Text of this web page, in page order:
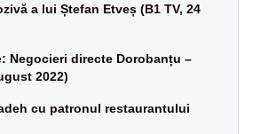
a lui Ștefan Etveș (B1 TV, 24
Negocieri directe Dorobanțu –
2022)
cu patronul restaurantului